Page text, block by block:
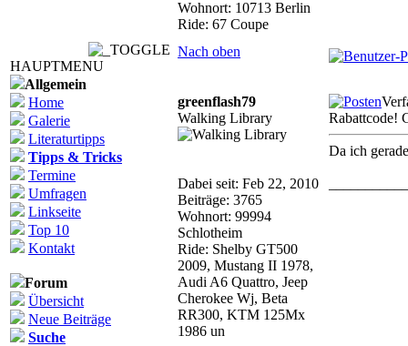
HAUPTMENU
Allgemein
Home
Galerie
Literaturtipps
Tipps & Tricks
Termine
Umfragen
Linkseite
Top 10
Kontakt
Forum
Übersicht
Neue Beiträge
Suche
Wohnort: 10713 Berlin
Ride: 67 Coupe
Nach oben
greenflash79
Walking Library
Dabei seit: Feb 22, 2010
Beiträge: 3765
Wohnort: 99994
Schlotheim
Ride: Shelby GT500
2009, Mustang II 1978,
Audi A6 Quattro, Jeep
Cherokee Wj, Beta
RR300, KTM 125Mx
1986 un
Rabattcode!
Da ich